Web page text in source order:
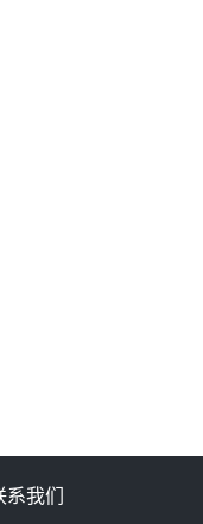
系我们